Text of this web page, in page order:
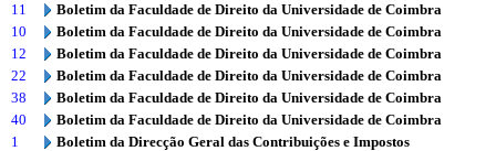
11
Boletim da Faculdade de Direito da Universidade de Coimbra
10
Boletim da Faculdade de Direito da Universidade de Coimbra
12
Boletim da Faculdade de Direito da Universidade de Coimbra
22
Boletim da Faculdade de Direito da Universidade de Coimbra
38
Boletim da Faculdade de Direito da Universidade de Coimbra
40
Boletim da Faculdade de Direito da Universidade de Coimbra
1
Boletim da Direcção Geral das Contribuições e Impostos